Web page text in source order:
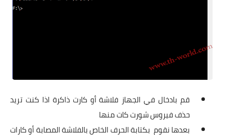
قم بادخال في الجهاز فلاشة أو كارت ذاكرة اذا كنت تريد
حذف فيروس شورت كات منها
بعدها نقوم بكتابة الحرف الخاص بالفلاشة المصابة أو كارات